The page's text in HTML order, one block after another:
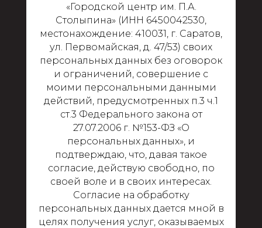
«Городской центр им. П.А.
Столыпина» (ИНН 6450042530,
местонахождение: 410031, г. Саратов,
ул. Первомайская, д. 47/53) своих
персональных данных без оговорок
и ограничений, совершение с
моими персональными данными
действий, предусмотренных п.3 ч.1
ст.3 Федерального закона от
27.07.2006 г. №153-ФЗ «О
персональных данных», и
подтверждаю, что, давая такое
согласие, действую свободно, по
своей воле и в своих интересах.
Согласие на обработку
персональных данных дается мной в
целях получения услуг, оказываемых